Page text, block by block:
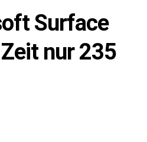
Surface
nur 235